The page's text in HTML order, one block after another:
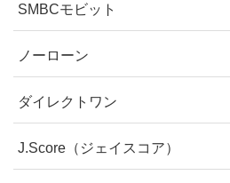
SMBCモビット
ノーローン
ダイレクトワン
J.Score（ジェイスコア）